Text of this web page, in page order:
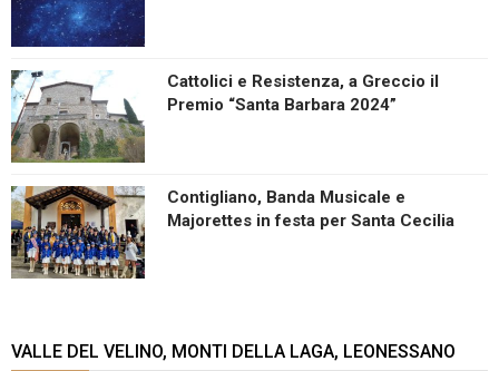
Cattolici e Resistenza, a Greccio il
Premio “Santa Barbara 2024”
Contigliano, Banda Musicale e
Majorettes in festa per Santa Cecilia
VALLE DEL VELINO, MONTI DELLA LAGA, LEONESSANO